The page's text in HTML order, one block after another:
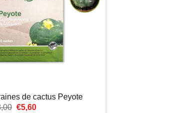
de cactus Peyote
Le
€5,60Le